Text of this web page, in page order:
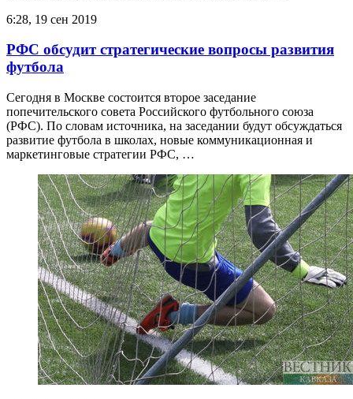
6:28, 19 сен 2019
РФС обсудит стратегические вопросы развития
футбола
Сегодня в Москве состоится второе заседание
попечительского совета Российского футбольного союза
(РФС). По словам источника, на заседании будут обсуждаться
развитие футбола в школах, новые коммуникационная и
маркетинговые стратегии РФС, …